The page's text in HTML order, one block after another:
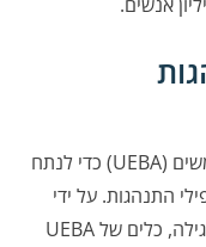
שקול ליישם ניתוח ישויות והתנהגות משתמשים (UEBA) כדי לנתח
התנהגות. על ידי
קביעת קו בסיס של התנהגות משתמשים רגילה, כלים של UEBA